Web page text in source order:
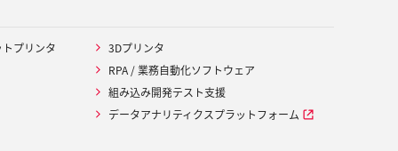
プリンタ
3Dプリンタ
RPA / 業務自動化ソフトウェア
組み込み開発テスト支援
データアナリティクスプラットフォーム